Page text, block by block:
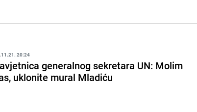
20:24
generalnog sekretara UN: Molim
uklonite mural Mladiću